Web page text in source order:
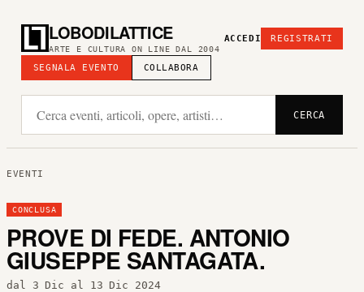
LOBODILATTICE
ARTE E CULTURA ON LINE DAL 2004
SEGNALA EVENTO COLLABORA
ACCEDI REGISTRATI
CERCA
EVENTI
CONCLUSA
PROVE DI FEDE. ANTONIO
GIUSEPPE SANTAGATA.
dal 3 Dic al 13 Dic 2024